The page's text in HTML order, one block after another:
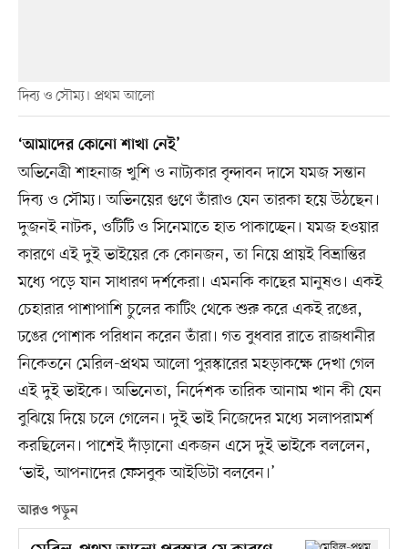
দিব্য ও সৌম্য। প্রথম আলো
‘আমাদের কোনো শাখা নেই’
অভিনেত্রী শাহনাজ খুশি ও নাট্যকার বৃন্দাবন দাসে যমজ সন্তান
দিব্য ও সৌম্য। অভিনয়ের গুণে তাঁরাও যেন তারকা হয়ে উঠছেন।
দুজনই নাটক, ওটিটি ও সিনেমাতে হাত পাকাচ্ছেন। যমজ হওয়ার
কারণে এই দুই ভাইয়ের কে কোনজন, তা নিয়ে প্রায়ই বিভ্রান্তির
মধ্যে পড়ে যান সাধারণ দর্শকেরা। এমনকি কাছের মানুষও। একই
চেহারার পাশাপাশি চুলের কাটিং থেকে শুরু করে একই রঙের,
ঢঙের পোশাক পরিধান করেন তাঁরা। গত বুধবার রাতে রাজধানীর
নিকেতনে মেরিল-প্রথম আলো পুরস্কারের মহড়াকক্ষে দেখা গেল
এই দুই ভাইকে। অভিনেতা, নির্দেশক তারিক আনাম খান কী যেন
বুঝিয়ে দিয়ে চলে গেলেন। দুই ভাই নিজেদের মধ্যে সলাপরামর্শ
করছিলেন। পাশেই দাঁড়ানো একজন এসে দুই ভাইকে বললেন,
‘ভাই, আপনাদের ফেসবুক আইডিটা বলবেন।’
আরও পড়ুন